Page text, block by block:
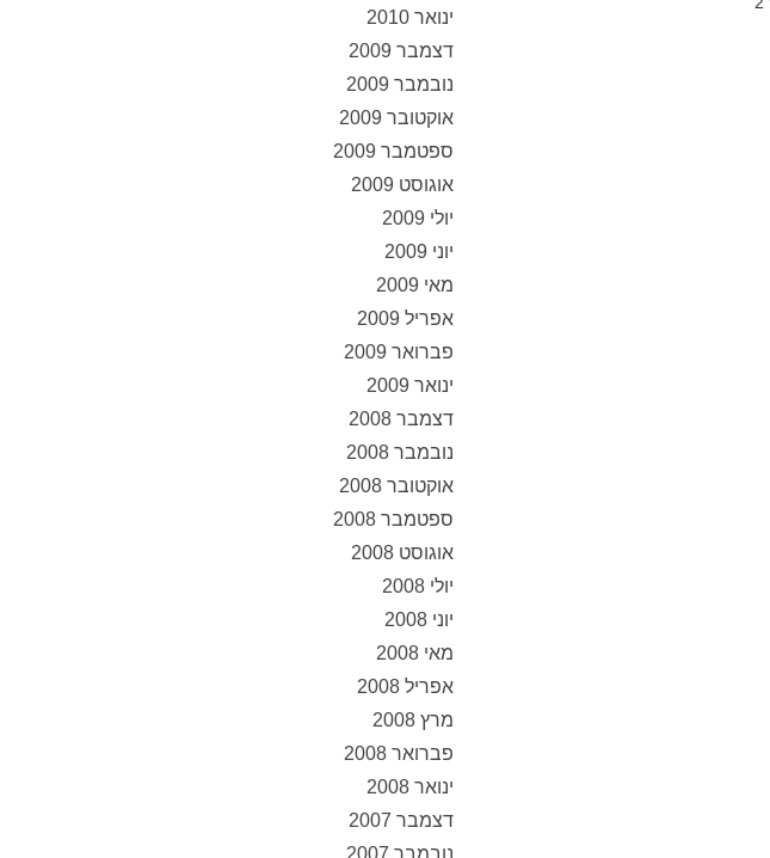
ינואר 2010
דצמבר 2009
נובמבר 2009
אוקטובר 2009
ספטמבר 2009
אוגוסט 2009
יולי 2009
יוני 2009
מאי 2009
אפריל 2009
פברואר 2009
ינואר 2009
דצמבר 2008
נובמבר 2008
אוקטובר 2008
ספטמבר 2008
אוגוסט 2008
יולי 2008
יוני 2008
מאי 2008
אפריל 2008
מרץ 2008
פברואר 2008
ינואר 2008
דצמבר 2007
נובמבר 2007